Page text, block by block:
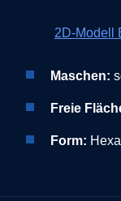
2D-Modell
Maschen:
Freie
Form: